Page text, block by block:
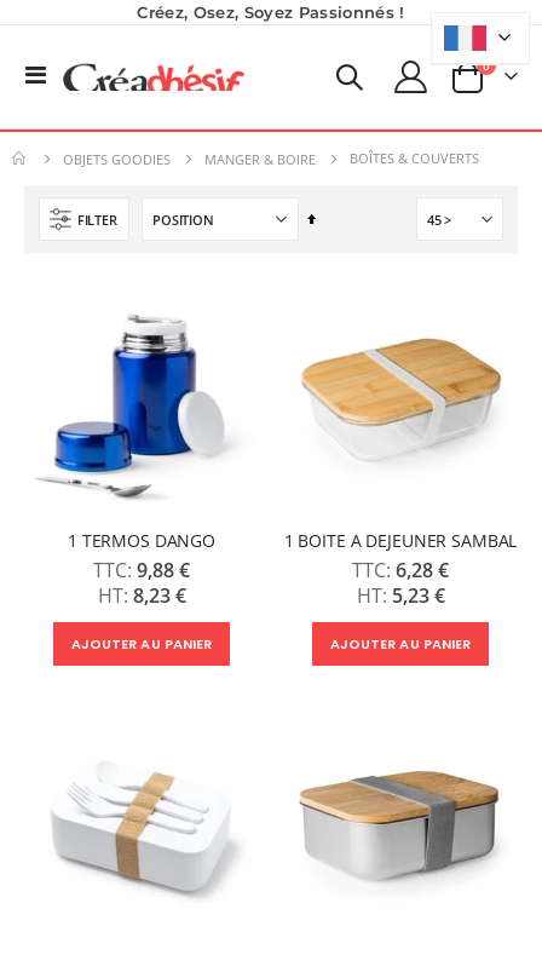
Créez, Osez, Soyez Passionnés !
Basculer
Panier
0produits
OBJETS GOODIES MANGER & BOIRE BOÎTES & COUVERTS
FILTER
Par
1 TERMOS DANGO
9,88 €
8,23 €
AJOUTER AU PANIER
1 BOITE A DEJEUNER SAMBAL
6,28 €
5,23 €
AJOUTER AU PANIER
40,83 €
Rating:
8 990,00 €
7 491,67 €
9,50 €